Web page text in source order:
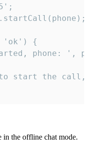
'ok') {
phone: ',
start the
in the offline chat mode.